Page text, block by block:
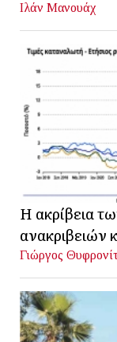
Ιλάν Μανουάχ
Η ακρίβεια
ανακριβειών
Γιώργος